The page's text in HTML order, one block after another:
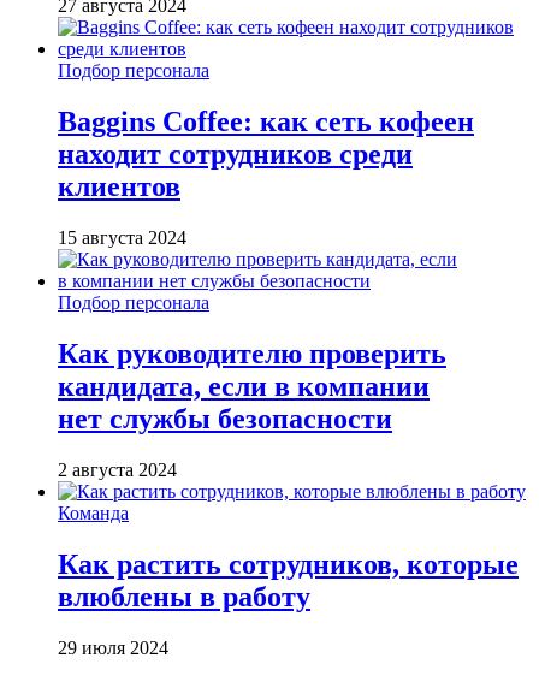
27 августа 2024
Подбор персонала
Baggins Coffee: как сеть кофеен
находит сотрудников среди
клиентов
15 августа 2024
Подбор персонала
Как руководителю проверить
кандидата, если в компании
нет службы безопасности
2 августа 2024
Команда
Как растить сотрудников, которые
влюблены в работу
29 июля 2024